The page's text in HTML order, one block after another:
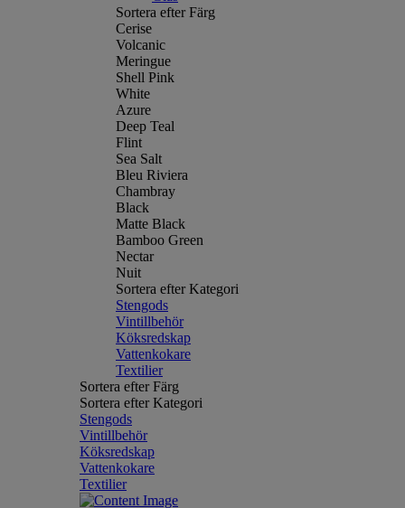
Sortera efter Färg
Cerise
Volcanic
Meringue
Shell Pink
White
Azure
Deep Teal
Flint
Sea Salt
Bleu Riviera
Chambray
Black
Matte Black
Bamboo Green
Nectar
Nuit
Sortera efter Kategori
Stengods
Vintillbehör
Köksredskap
Vattenkokare
Textilier
Sortera efter Färg
Sortera efter Kategori
Stengods
Vintillbehör
Köksredskap
Vattenkokare
Textilier